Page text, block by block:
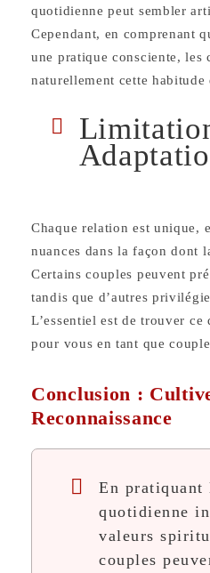
quotidienne peut sembler
Cependant, en comprenant
une pratique consciente, les
naturellement cette
Chaque relation est unique,
nuances dans la façon dont
Certains couples peuvent
tandis que d’autres
L’essentiel est de trouver
pour vous en tant que
Conclusion :
Reconnaissance
En pratiquant
quotidienne
valeurs
couples